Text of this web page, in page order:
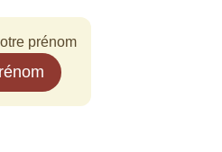
prénom